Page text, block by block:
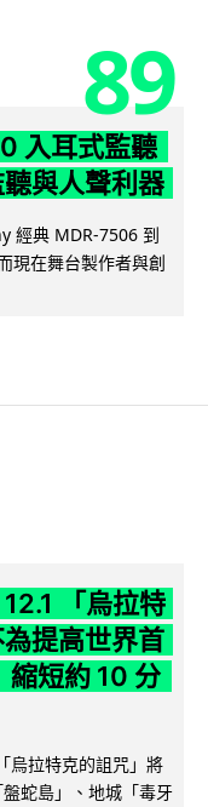
89
入耳式監聽
與人聲利器
經典 MDR-7506 到
現在舞台製作者與創
「烏拉特
提高世界首
縮短約 10 分
烏拉特克的詛咒」將
蛇島」、地城「毒牙